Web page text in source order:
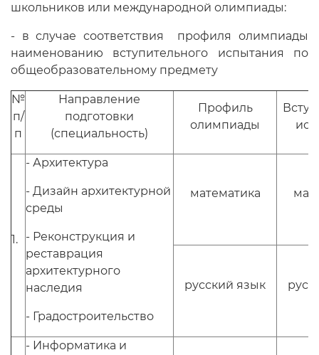
школьников или международной олимпиады:
- в случае соответствия профиля олимпиады
наименованию вступительного испытания по
общеобразовательному предмету
№
п/
п
Направление
подготовки
(специальность)
Профиль
олимпиады
1.
- Архитектура
- Дизайн архитектурной
среды
- Реконструкция и
реставрация
архитектурного
наследия
- Градостроительство
математика
русский язык
- Информатика и